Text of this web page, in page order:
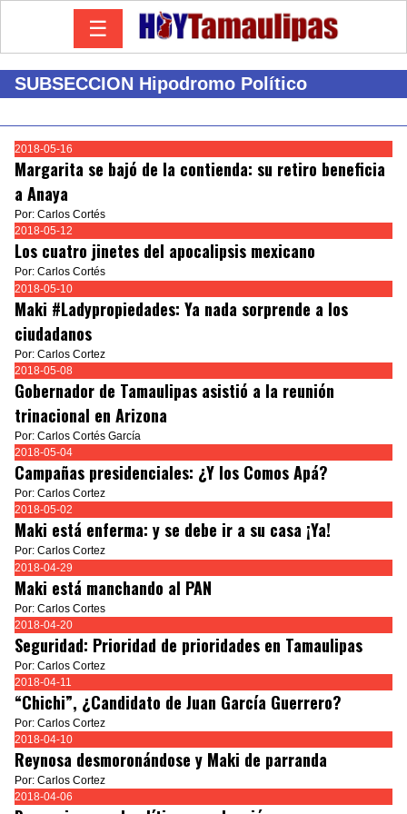
☰
SUBSECCION Hipodromo Político
2018-05-16
Margarita se bajó de la contienda: su retiro beneficia
a Anaya
Por: Carlos Cortés
2018-05-12
Los cuatro jinetes del apocalipsis mexicano
Por: Carlos Cortés
2018-05-10
Maki #Ladypropiedades: Ya nada sorprende a los
ciudadanos
Por: Carlos Cortez
2018-05-08
Gobernador de Tamaulipas asistió a la reunión
trinacional en Arizona
Por: Carlos Cortés García
2018-05-04
Campañas presidenciales: ¿Y los Comos Apá?
Por: Carlos Cortez
2018-05-02
Maki está enferma: y se debe ir a su casa ¡Ya!
Por: Carlos Cortez
2018-04-29
Maki está manchando al PAN
Por: Carlos Cortes
2018-04-20
Seguridad: Prioridad de prioridades en Tamaulipas
Por: Carlos Cortez
2018-04-11
“Chichi”, ¿Candidato de Juan García Guerrero?
Por: Carlos Cortez
2018-04-10
Reynosa desmoronándose y Maki de parranda
Por: Carlos Cortez
2018-04-06